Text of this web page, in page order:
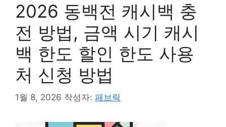
2026 동백전 캐시백 충
전 방법, 금액 시기 캐시
백 한도 할인 한도 사용
처 신청 방법
1월 8, 2026 작성자: 패브릭